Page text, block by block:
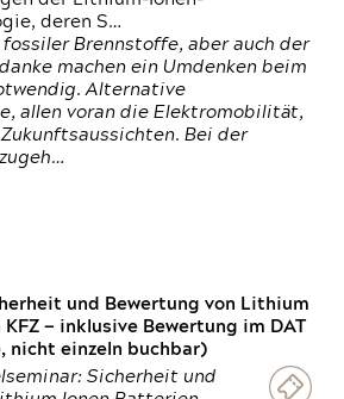
deren S…
Brennstoffe, aber auch der
machen ein Umdenken beim
Alternative
allen voran die Elektromobilität,
Bei der
und Bewertung von Lithium
— inklusive Bewertung im DAT
nicht einzeln buchbar)
Sicherheit und